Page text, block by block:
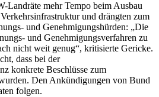
Landräte mehr Tempo beim Ausbau
und drängten zum
und Genehmigungshürden: „Die
und Genehmigungsverfahren zu
nicht weit genug“, kritisierte Gericke.
dass bei der
konkrete Beschlüsse zum
Den Ankündigungen von Bund
folgen.